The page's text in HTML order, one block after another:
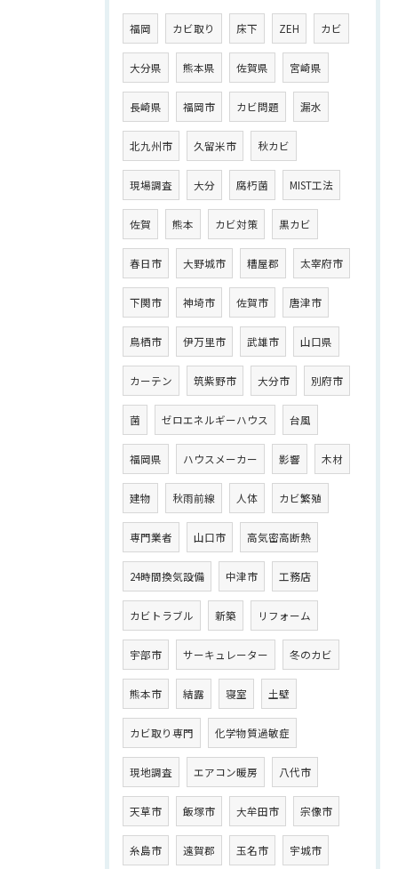
福岡 カビ取り 床下 ZEH カビ
大分県 熊本県 佐賀県 宮崎県
長崎県 福岡市 カビ問題 漏水
北九州市 久留米市 秋カビ
現場調査 大分 腐朽菌 MIST工法
佐賀 熊本 カビ対策 黒カビ
春日市 大野城市 糟屋郡 太宰府市
下関市 神埼市 佐賀市 唐津市
鳥栖市 伊万里市 武雄市 山口県
カーテン 筑紫野市 大分市 別府市
菌 ゼロエネルギーハウス 台風
福岡県 ハウスメーカー 影響 木材
建物 秋雨前線 人体 カビ繁殖
専門業者 山口市 高気密高断熱
24時間換気設備 中津市 工務店
カビトラブル 新築 リフォーム
宇部市 サーキュレーター 冬のカビ
熊本市 結露 寝室 土壁
カビ取り専門 化学物質過敏症
現地調査 エアコン暖房 八代市
天草市 飯塚市 大牟田市 宗像市
糸島市 遠賀郡 玉名市 宇城市